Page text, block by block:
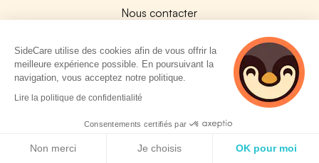
Nous contacter
Témoignages
Travailler chez SideCare
Mentions légales
SideCare utilise des cookies afin de vous offrir la
meilleure expérience possible. En poursuivant la
navigation, vous acceptez notre politique.
Lire la politique de confidentialité
Consentements certifiés par
Non merci Je choisis OK pour moi
2 personnes
consultent
actuellement cette